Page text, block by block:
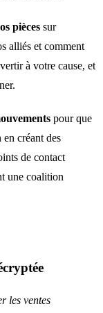
pièces sur
alliés et comment
à votre cause, et
pour que
créant des
de contact
une coalition
les ventes